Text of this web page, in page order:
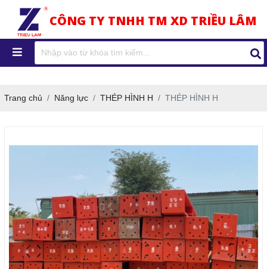
CÔNG TY TNHH TM XD TRIỀU LÂM
Trang chủ Năng lực THÉP HÌNH H THÉP HÌNH H